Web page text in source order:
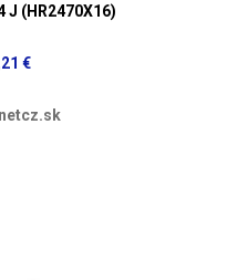
J (HR2470X16)
€